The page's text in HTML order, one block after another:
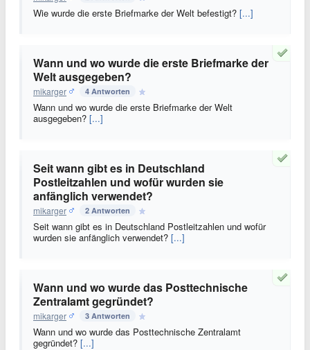
Wie wurde die erste Briefmarke der Welt befestigt? [...]
Wann und wo wurde die erste Briefmarke der
Welt ausgegeben?
mikarger 4 Antworten
Wann und wo wurde die erste Briefmarke der Welt
ausgegeben? [...]
Seit wann gibt es in Deutschland
Postleitzahlen und wofür wurden sie
anfänglich verwendet?
mikarger 2 Antworten
Seit wann gibt es in Deutschland Postleitzahlen und wofür
wurden sie anfänglich verwendet? [...]
Wann und wo wurde das Posttechnische
Zentralamt gegründet?
mikarger 3 Antworten
Wann und wo wurde das Posttechnische Zentralamt
gegründet? [...]